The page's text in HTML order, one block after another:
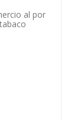
al por